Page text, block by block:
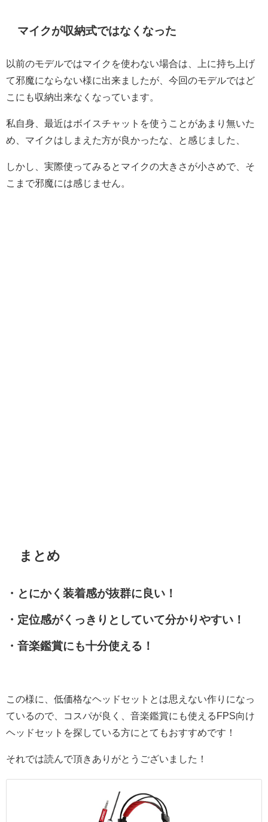
マイクが収納式ではなくなった
以前のモデルではマイクを使わない場合は、上に持ち上げ
て邪魔にならない様に出来ましたが、今回のモデルではど
こにも収納出来なくなっています。
私自身、最近はボイスチャットを使うことがあまり無いた
め、マイクはしまえた方が良かったな、と感じました、
しかし、実際使ってみるとマイクの大きさが小さめで、そ
こまで邪魔には感じません。
まとめ
・とにかく装着感が抜群に良い！
・定位感がくっきりとしていて分かりやすい！
・音楽鑑賞にも十分使える！
この様に、低価格なヘッドセットとは思えない作りになっ
ているので、コスパが良く、音楽鑑賞にも使えるFPS向け
ヘッドセットを探している方にとてもおすすめです！
それでは読んで頂きありがとうございました！